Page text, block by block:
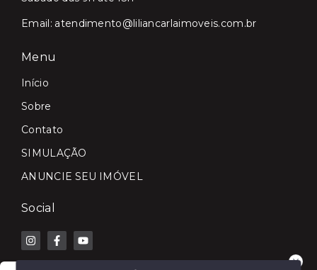
Email: atendimento@liliancarlaimoveis.com.br
Menu
Início
Sobre
Contato
SIMULAÇÃO
ANUNCIE SEU IMÓVEL
Social